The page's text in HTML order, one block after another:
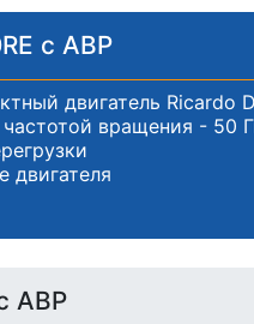
с АВР
двигатель Ricardo
вращения - 50
двигателя
АВР